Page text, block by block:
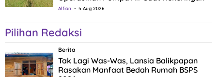
Alfian 5 Aug 2026
Pilihan Redaksi
Berita
Tak Lagi Was-Was, Lansia Balikpapan
Rasakan Manfaat Bedah Rumah BSPS